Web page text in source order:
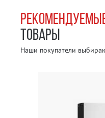
ТОВАРЫ
Наши покупатели